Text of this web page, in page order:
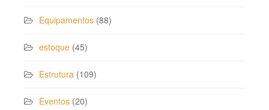
Equipamentos (88)
estoque (45)
Estrutura (109)
Eventos (20)